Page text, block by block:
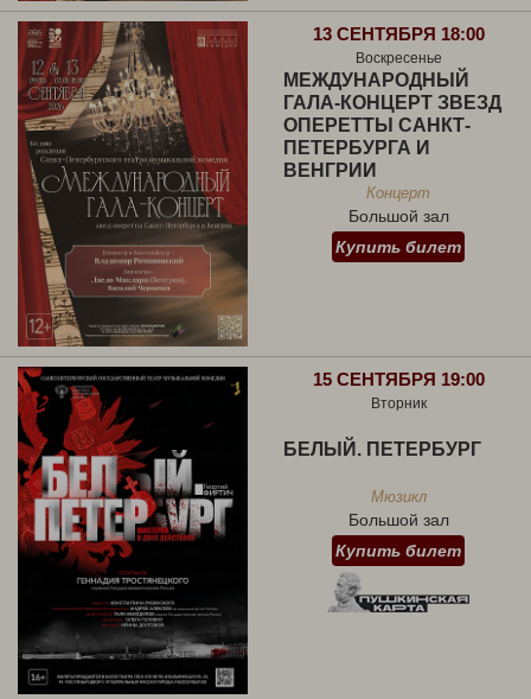
13 СЕНТЯБРЯ 18:00
Воскресенье
МЕЖДУНАРОДНЫЙ
ГАЛА-КОНЦЕРТ ЗВЕЗД
ОПЕРЕТТЫ САНКТ-
ПЕТЕРБУРГА И
ВЕНГРИИ
Концерт
Большой зал
Купить билет
15 СЕНТЯБРЯ 19:00
Вторник
БЕЛЫЙ. ПЕТЕРБУРГ
Мюзикл
Большой зал
Купить билет